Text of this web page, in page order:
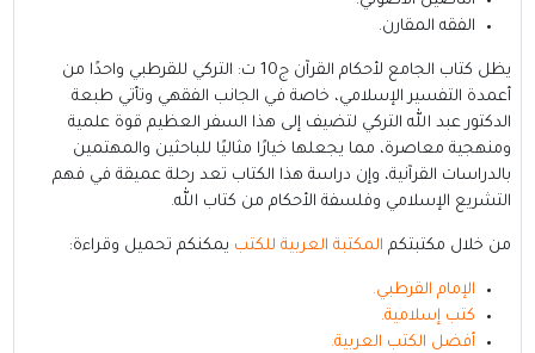
الفقه المقارن.
يظل كتاب الجامع لأحكام القرآن ج10 ت: التركي للقرطبي واحدًا من
أعمدة التفسير الإسلامي، خاصة في الجانب الفقهي وتأتي طبعة
الدكتور عبد الله التركي لتضيف إلى هذا السفر العظيم قوة علمية
ومنهجية معاصرة، مما يجعلها خيارًا مثاليًا للباحثين والمهتمين
بالدراسات القرآنية، وإن دراسة هذا الكتاب تعد رحلة عميقة في فهم
التشريع الإسلامي وفلسفة الأحكام من كتاب الله.
من خلال مكتبتكم المكتبة العربية للكتب يمكنكم تحميل وقراءة:
الإمام القرطبي.
كتب إسلامية.
أفضل الكتب العربية.